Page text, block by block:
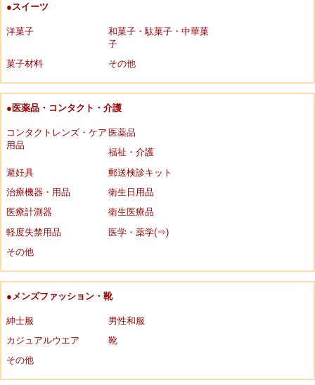
●スイーツ
洋菓子
和菓子・駄菓子・中華菓
子
菓子材料
その他
●医薬品・コンタクト・介護
コンタクトレンズ・ケア
用品
医薬品
福祉・介護
避妊具
郵送検診キット
治療機器・用品
衛生日用品
医療計測器
衛生医療品
軽度失禁用品
医学・薬学(⇒)
その他
●メンズファッション・靴
紳士服
男性和服
カジュアルウエア
靴
その他